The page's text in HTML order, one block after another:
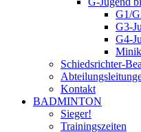
G1/
G3-
G4-
Schiedsrichter-
Kontakt
BADMINTON
Sieger!
Trainingszeiten